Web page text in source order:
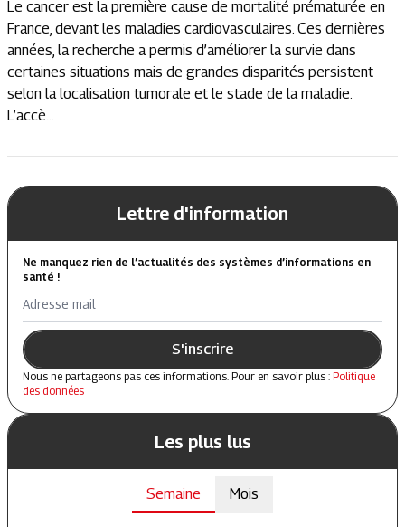
Le cancer est la première cause de mortalité prématurée en
France, devant les maladies cardiovasculaires. Ces dernières
années, la recherche a permis d’améliorer la survie dans
certaines situations mais de grandes disparités persistent
selon la localisation tumorale et le stade de la maladie.
L’accè...
Lettre d'information
Ne manquez rien de l’actualités des systèmes d’informations en
santé !
Adresse mail
S'inscrire
Nous ne partageons pas ces informations. Pour en savoir plus : Politique
des données
Les plus lus
Semaine Mois